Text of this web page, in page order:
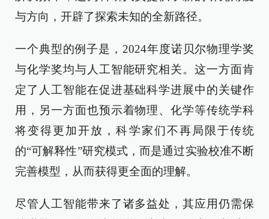
与方向，开辟了探索未知的全新路径。
一个典型的例子是，2024年度诺贝尔物理学奖
与化学奖均与人工智能研究相关。这一方面肯
定了人工智能在促进基础科学进展中的关键作
用，另一方面也预示着物理、化学等传统学科
将变得更加开放，科学家们不再局限于传统
的“可解释性”研究模式，而是通过实验校准不断
完善模型，从而获得更全面的理解。
尽管人工智能带来了诸多益处，其应用仍需保